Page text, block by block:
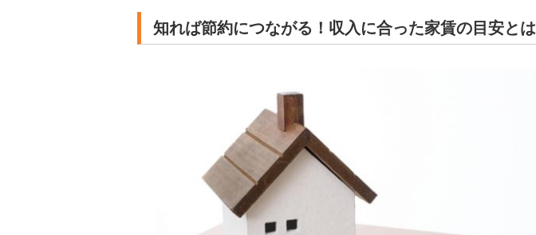
知れば節約につながる！収入に合った家賃の目安とは